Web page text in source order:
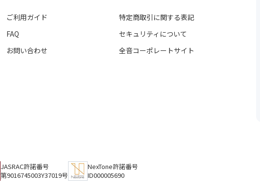
ご利用ガイド
FAQ
お問い合わせ
特定商取引に関する表記
セキュリティについて
全音コーポレートサイト
JASRAC許諾番号
第9016745003Y37019号
NexTone許諾番号
ID000005690